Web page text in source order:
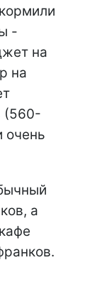
-
на
на
(560-
очень
а